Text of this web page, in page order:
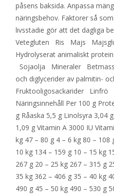
påsens baksida. Anpassa
näringsbehov. Faktorer så
livsstadie gör att det dagliga
Vetegluten Ris Majs
Hydrolyserat animaliskt
Sojaolja Mineraler
och diglycerider av palmitin-
Fruktooligosackarider Linfrö
Näringsinnehåll Per 100 g
g Råaska 5,5 g Linolsyra 3,04
1,09 g Vitamin A 3000 IU
kg 47 – 80 g 4 – 6 kg 80 – 108
10 kg 134 – 159 g 10 – 15 kg
267 g 20 – 25 kg 267 – 315 g
35 kg 362 – 406 g 35 – 40 kg
490 g 45 – 50 kg 490 – 530 g